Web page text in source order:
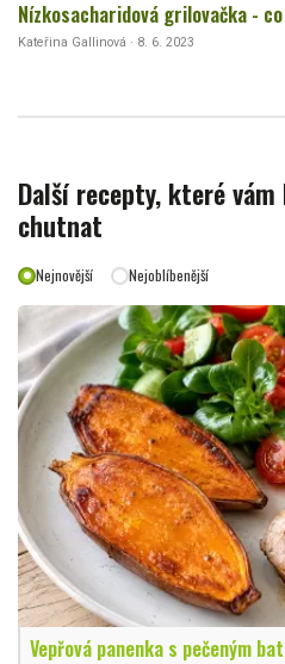
Nízkosacharidová grilovačka -
Kateřina Gallinová · 8. 6. 2023
Další recepty, které vám
chutnat
Nejnovější Nejoblíbenější
Vepřová panenka s pečeným